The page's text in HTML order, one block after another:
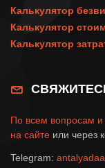
Калькулятор
Калькулятор
Калькулятор
По всем вопросам
на сайте или через
Telegram: antalyadaa